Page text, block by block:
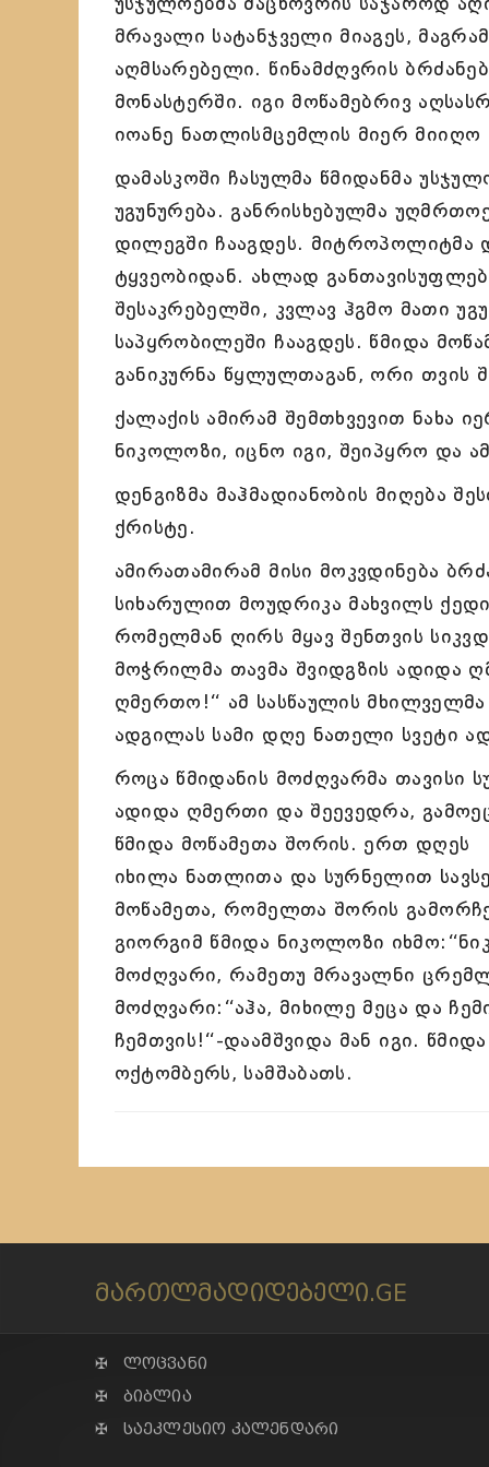
მრავალი სატანჯველი მიაგეს,
აღმსარებელი. წინამძღვრის
მონასტერში. იგი მოწამებრივ
იოანე ნათლისმცემლის მიერ მიიღო
დამასკოში ჩასულმა წმიდანმა
უგუნურება. განრისხებულმა
დილეგში ჩააგდეს. მიტროპოლიტმა
ტყვეობიდან. ახლად
შესაკრებელში, კვლავ ჰგმო მათი
საპყრობილეში ჩააგდეს. წმიდა
განიკურნა წყლულთაგან, ორი თვის
ქალაქის ამირამ შემთხვევით ნახა
ნიკოლოზი, იცნო იგი, შეიპყრო და
დენგიზმა მაჰმადიანობის მიღება
ქრისტე.
ამირათამირამ მისი მოკვდინება
სიხარულით მოუდრიკა მახვილს
რომელმან ღირს მყავ შენთვის
მოჭრილმა თავმა შვიდგზის ადიდა
ღმერთო!“ ამ სასწაულის მხილველმა
ადგილას სამი დღე ნათელი სვეტი
როცა წმიდანის მოძღვარმა თავისი
ადიდა ღმერთი და შეევედრა,
წმიდა მოწამეთა შორის. ერთ დღეს
იხილა ნათლითა და სურნელით
მოწამეთა, რომელთა შორის
გიორგიმ წმიდა ნიკოლოზი
მოძღვარი, რამეთუ მრავალნი
მოძღვარი:“აჰა, მიხილე მეცა და
ჩემთვის!“-დაამშვიდა მან იგი.
ოქტომბერს, სამშაბათს.
მართლმადიდებელი.GE
✠ ლოცვანი
✠ ბიბლია
✠ საეკლესიო კალენდარი